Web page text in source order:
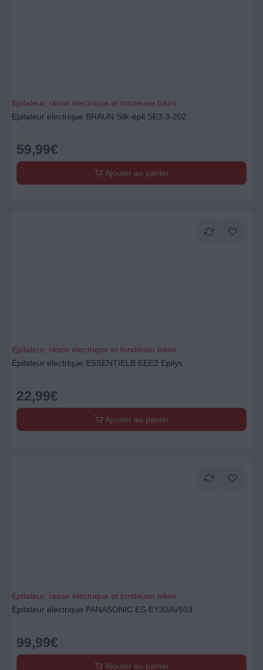
Epilateur, rasoir électrique et tondeuse bikini
Epilateur électrique BRAUN Silk-épil SE3 3-202
59,99€
Ajouter au panier
Epilateur, rasoir électrique et tondeuse bikini
Epilateur électrique ESSENTIELB EEE2 Epilys
22,99€
Ajouter au panier
Epilateur, rasoir électrique et tondeuse bikini
Epilateur électrique PANASONIC ES-EY30AV503
99,99€
Ajouter au panier